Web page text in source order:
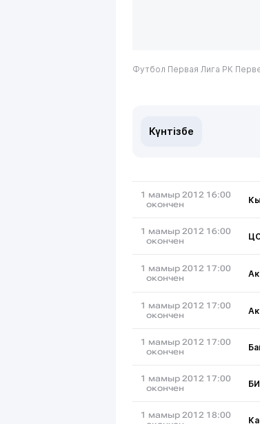
Футбол Первая Лига РК
Күнтізбе
1 мамыр 2012 16:00
окончен
1 мамыр 2012 16:00
окончен
1 мамыр 2012 17:00
окончен
1 мамыр 2012 17:00
окончен
1 мамыр 2012 17:00
окончен
1 мамыр 2012 17:00
окончен
1 мамыр 2012 18:00